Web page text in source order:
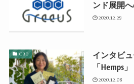
ンド展開
2020.12.29
CBD
インタビ
「Hemps」
2020.12.08